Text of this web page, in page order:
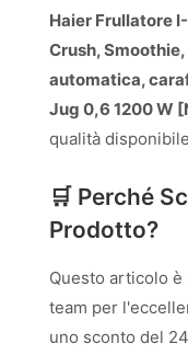
Haier Frullatore
Crush,
automatica,
Jug 0,6 1200 W
qualità
🛒 Perché
Prodotto?
Questo articolo
team per
uno sconto del